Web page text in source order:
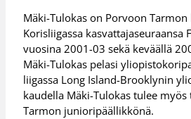
Mäki-Tulokas on Porvoon
Korisliigassa kasvattajaseuraansa
vuosina 2001-03 sekä keväällä
Mäki-Tulokas pelasi
liigassa Long Island-Brooklynin
kaudella Mäki-Tulokas tulee
Tarmon junioripäällikkönä.